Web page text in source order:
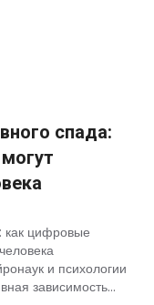
спада:
как цифровые
и психологии
зависимость...